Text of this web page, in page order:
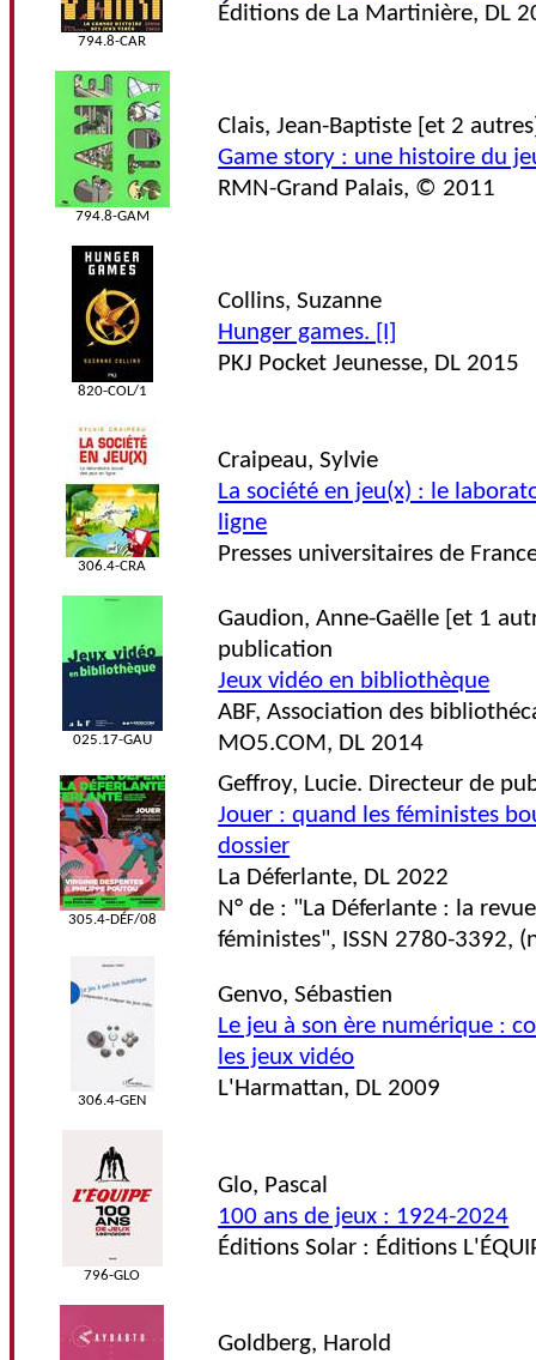
794.8-CAR
Éditions de La Martinière, DL
794.8-GAM
Clais, Jean-Baptiste [et 2
Game story : une histoire du
RMN-Grand Palais, © 2011
820-COL/1
Collins, Suzanne
Hunger games. [I]
PKJ Pocket Jeunesse, DL 2015
306.4-CRA
Craipeau, Sylvie
La société en jeu(x) : le
ligne
Presses universitaires de
025.17-GAU
Gaudion, Anne-Gaëlle [et 1
publication
Jeux vidéo en bibliothèque
ABF, Association des
MO5.COM, DL 2014
305.4-DÉF/08
Geffroy, Lucie. Directeur de
Jouer : quand les féministes
dossier
La Déferlante, DL 2022
N° de : "La Déferlante : la
féministes", ISSN 2780-3392,
306.4-GEN
Genvo, Sébastien
Le jeu à son ère numérique :
les jeux vidéo
L'Harmattan, DL 2009
796-GLO
Glo, Pascal
100 ans de jeux : 1924-2024
Éditions Solar : Éditions
Goldberg, Harold